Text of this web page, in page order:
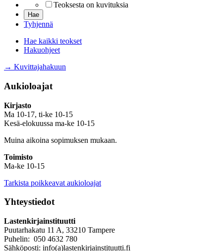
Teoksesta on kuvituksia
Tyhjennä
Hae kaikki teokset
Hakuohjeet
→ Kuvittajahakuun
Aukioloajat
Kirjasto
Ma 10-17, ti-ke 10-15
Kesä-elokuussa ma-ke 10-15
Muina aikoina sopimuksen mukaan.
Toimisto
Ma-ke 10-15
Tarkista poikkeavat aukioloajat
Yhteystiedot
Lastenkirjainstituutti
Puutarhakatu 11 A, 33210 Tampere
Puhelin: 050 4632 780
Sähköposti: info(a)lastenkirjainstituutti.fi